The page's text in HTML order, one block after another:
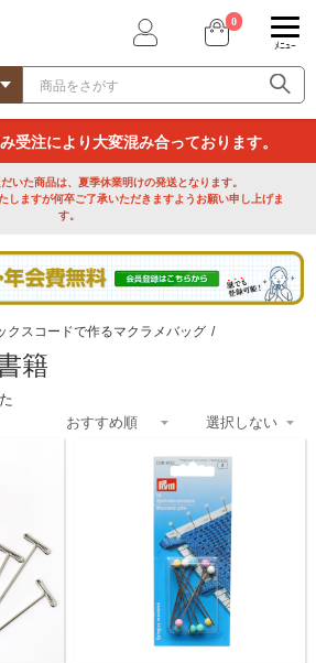
0
ﾒﾆｭｰ
受注により大変混み合っております。
いた商品は、夏季休業明けの発送となります。
しますが何卒ご了承いただきますようお願い申し上げま
す。
クスコードで作るマクラメバッグ /
籍